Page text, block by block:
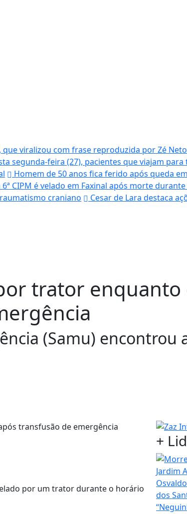
que viralizou com frase reproduzida por Zé
segunda-feira (27), pacientes que viajam
Homem de 50 anos fica ferido após queda
6ª CIPM é velado em Faxinal após morte
craniano
Cesar de Lara destaca
trator enquanto
(Samu) encontrou
por um trator durante o horário
+